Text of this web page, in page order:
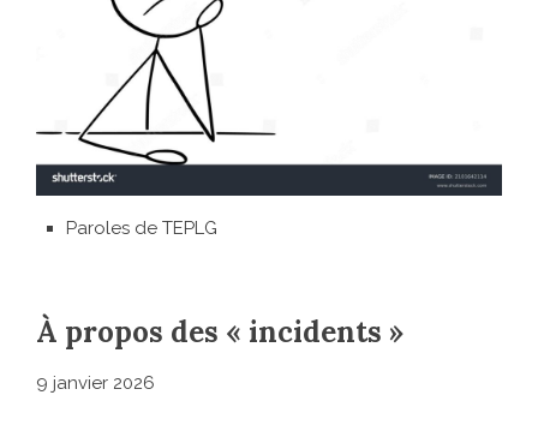
Paroles de TEPLG
À propos des « incidents »
9 janvier 2026